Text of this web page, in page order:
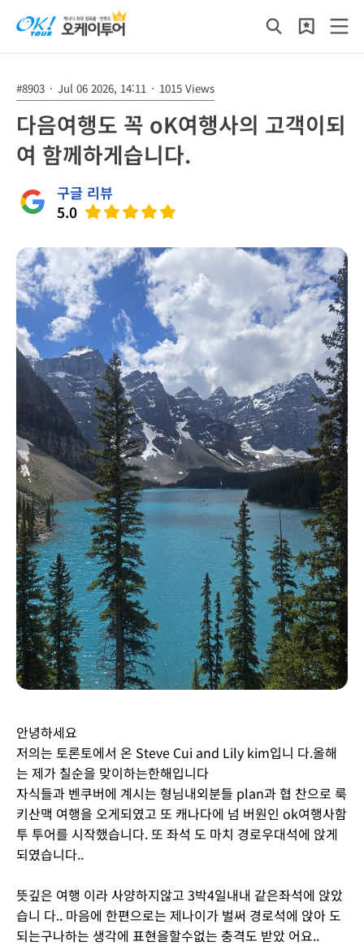
#8903 · Jul 06 2026, 14:11 · 1015 Views
다음여행도 꼭 oK여행사의 고객이되
여 함께하게습니다.
구글 리뷰
5.0
안녕하세요
저의는 토론토에서 온 Steve Cui and Lily kim입니 다.올해
는 제가 칠순을 맞이하는한해입니다
자식들과 벤쿠버에 계시는 형님내외분들 plan과 협 찬으로 룩
키산맥 여행을 오게되였고 또 캐나다에 넘 버원인 ok여행사함
투 투어를 시작했습니다. 또 좌석 도 마치 경로우대석에 앉게
되였습니다..
뜻깊은 여행 이라 사양하지않고 3박4일내내 같은좌석에 앉았
습니 다.. 마음에 한편으로는 제나이가 벌써 경로석에 앉아 도
되는구나하는 생각에 표현을할수없는 충격도 받았 어요..